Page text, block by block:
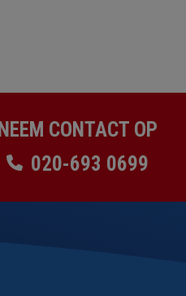
NEEM CONTACT OP
020-693 0699